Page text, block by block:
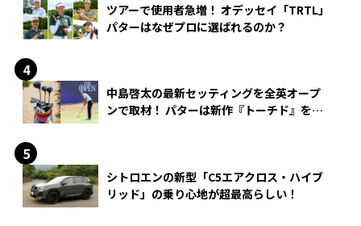
ツアーで使用者急増！ オデッセイ「TRTL」
パターはなぜプロに選ばれるのか？
中島啓太の最新セッティングを全英オープ
ンで取材！ パターは新作『トーチド』を投
シトロエンの新型「C5エアクロス・ハイブ
リッド」の乗り心地が超最高らしい！